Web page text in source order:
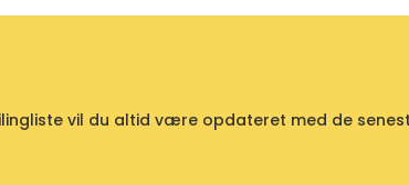
vil du altid være opdateret med de